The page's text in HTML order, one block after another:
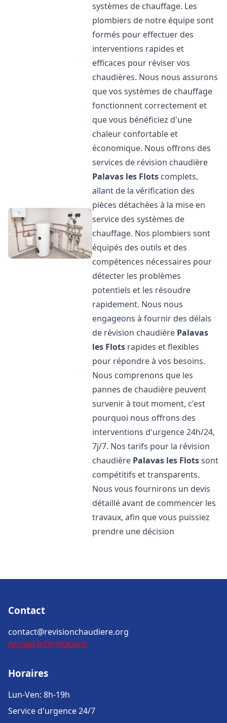
systèmes de chauffage. Les
plombiers de notre équipe sont
formés pour effectuer des
interventions rapides et
efficaces pour réviser vos
chaudières. Nous nous assurons
que vos systèmes de chauffage
fonctionnent correctement et
que vous bénéficiez d'une
chaleur confortable et
économique. Nous offrons des
services de révision chaudière
Palavas les Flots complets,
allant de la vérification des
pièces détachées à la mise en
service des systèmes de
chauffage. Nos plombiers sont
équipés des outils et des
compétences nécessaires pour
détecter les problèmes
potentiels et les résoudre
rapidement. Nous nous
engageons à fournir des délais
de révision chaudière Palavas
les Flots rapides et flexibles
pour répondre à vos besoins.
Nous comprenons que les
pannes de chaudière peuvent
survenir à tout moment, c'est
pourquoi nous offrons des
interventions d'urgence 24h/24,
7j/7. Nos tarifs pour la révision
chaudière Palavas les Flotssont
compétitifs et transparents.
Nous vous fournirons un devis
détaillé avant de commencer les
travaux, afin que vous puissiez
prendre une décision
Contact
contact@revisionchaudiere.org
Accueil Informations
Horaires
Lun-Ven: 8h-19h
Service d'urgence 24/7